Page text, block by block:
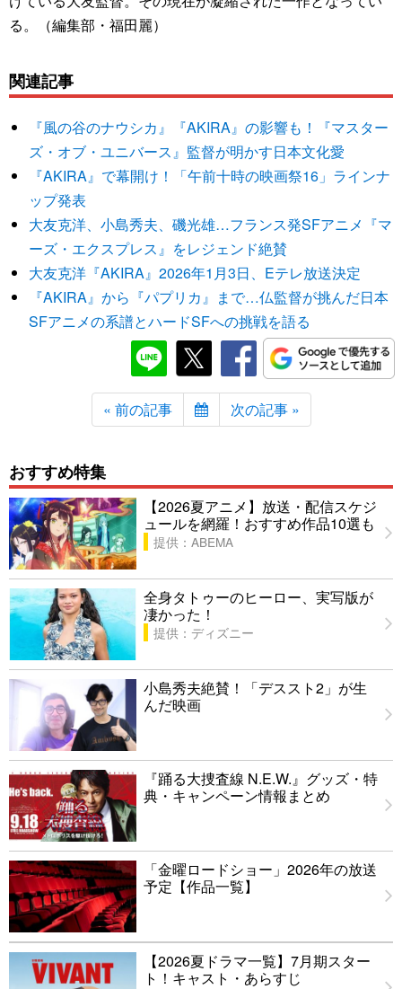
る。（編集部・福田麗）
関連記事
『風の谷のナウシカ』『AKIRA』の影響も！『マスター
ズ・オブ・ユニバース』監督が明かす日本文化愛
『AKIRA』で幕開け！「午前十時の映画祭16」ラインナ
ップ発表
大友克洋、小島秀夫、磯光雄…フランス発SFアニメ『マ
ーズ・エクスプレス』をレジェンド絶賛
大友克洋『AKIRA』2026年1月3日、Eテレ放送決定
『AKIRA』から『パプリカ』まで…仏監督が挑んだ日本
SFアニメの系譜とハードSFへの挑戦を語る
« 前の記事 次の記事 »
おすすめ特集
【2026夏アニメ】放送・配信スケジ
ュールを網羅！おすすめ作品10選も
提供：ABEMA
全身タトゥーのヒーロー、実写版が
凄かった！
提供：ディズニー
小島秀夫絶賛！「デススト2」が生
んだ映画
『踊る大捜査線 N.E.W.』グッズ・特
典・キャンペーン情報まとめ
「金曜ロードショー」2026年の放送
予定【作品一覧】
【2026夏ドラマ一覧】7月期スター
ト！キャスト・あらすじ